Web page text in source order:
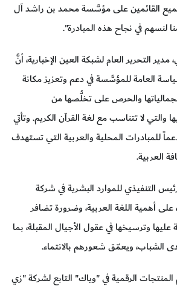
القائمين على مؤسَّسة محمد بن راشد آل
لنسهم في نجاح هذه المبادرة".
التحرير العام لشبكة العين الإخبارية، أنَّ
العامة للمؤسَّسة في دعم وتعزيز مكانة
والحرص على تخلُّصها من
والتي لا تتناسب مع لغة القرآن الكريم. وتأتي
دعماً للمبادرات المحلية والعربية التي تستهدف
العربية.
التنفيذي للموارد البشرية في شركة
على أهمية اللغة العربية، وضرورة تضافر
وترسيخها في عقول الأجيال المقبلة، بما
الشباب، ويعمّق شعورهم بالانتماء.
الرقمية في "وياك" التابع لشركة "زي